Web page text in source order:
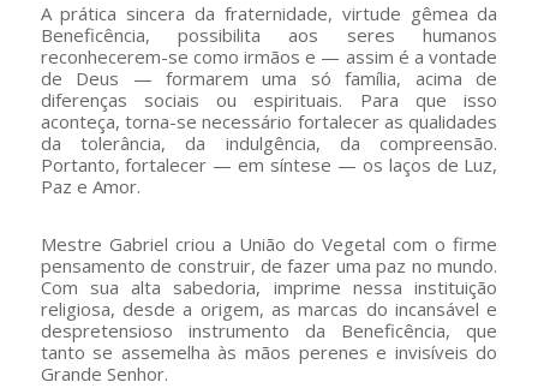
A prática sincera da fraternidade, virtude gêmea da
Beneficência, possibilita aos seres humanos
reconhecerem-se como irmãos e — assim é a vontade
de Deus — formarem uma só família, acima de
diferenças sociais ou espirituais. Para que isso
aconteça, torna-se necessário fortalecer as qualidades
da tolerância, da indulgência, da compreensão.
Portanto, fortalecer — em síntese — os laços de Luz,
Paz e Amor.
Mestre Gabriel criou a União do Vegetal com o firme
pensamento de construir, de fazer uma paz no mundo.
Com sua alta sabedoria, imprime nessa instituição
religiosa, desde a origem, as marcas do incansável e
despretensioso instrumento da Beneficência, que
tanto se assemelha às mãos perenes e invisíveis do
Grande Senhor.